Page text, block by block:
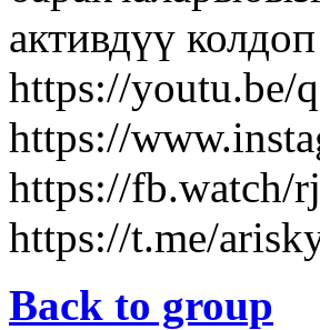
активдүү
https://youtu.be/
https://
https://fb.watch/
https://t.me/
Back to group